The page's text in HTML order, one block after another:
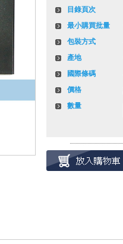
目錄頁次
最小購買批量
包裝方式
產地
國際條碼
價格
數量